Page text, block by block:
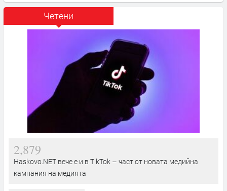
Четени
2,879
Haskovo.NET вече е и в TikTok – част от новата медийна
кампания на медията